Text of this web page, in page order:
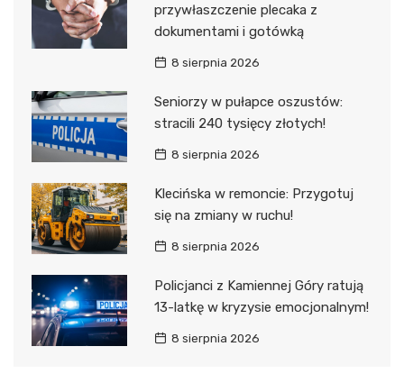
przywłaszczenie plecaka z
dokumentami i gotówką
8 sierpnia 2026
Seniorzy w pułapce oszustów:
stracili 240 tysięcy złotych!
8 sierpnia 2026
Klecińska w remoncie: Przygotuj
się na zmiany w ruchu!
8 sierpnia 2026
Policjanci z Kamiennej Góry ratują
13-latkę w kryzysie emocjonalnym!
8 sierpnia 2026